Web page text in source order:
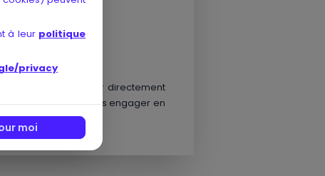
à leur politique
privacy
moi
développement
ou à demander directement
permettra de vous engager en